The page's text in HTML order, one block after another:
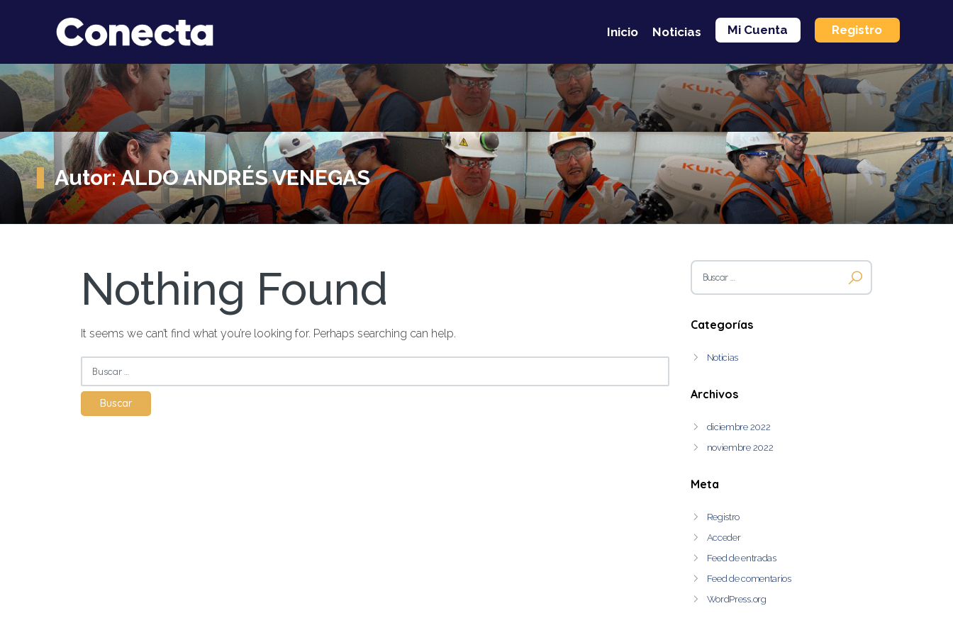
Inicio Noticias Mi Cuenta Registro
Autor:ALDO ANDRÉS VENEGAS
Nothing Found
It seems we can’t find what you’re looking for. Perhaps searching can help.
Buscar:
Buscar:
Categorías
Noticias
Archivos
diciembre 2022
noviembre 2022
Meta
Registro
Acceder
Feed de entradas
Feed de comentarios
WordPress.org